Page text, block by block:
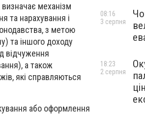
механізм
та нарахування і
з метою
та іншого доходу
відчуження
а також
які справляються
або оформлення
08:16
3 серпня
18:23
2 серпня